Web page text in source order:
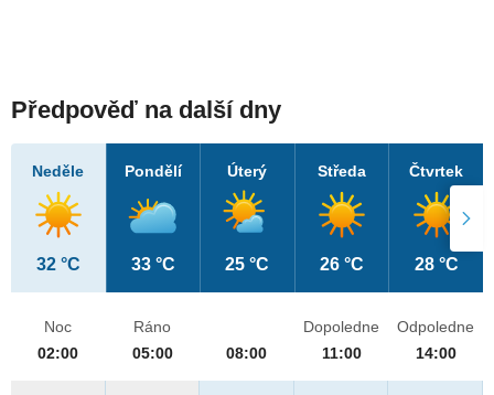
Předpověď na další dny
Neděle
32 °C
Pondělí
33 °C
Úterý
25 °C
Středa
26 °C
Čtvrtek
28 °C
Noc
02:00
Ráno
05:00
08:00
Dopoledne
11:00
Odpoledne
14:00